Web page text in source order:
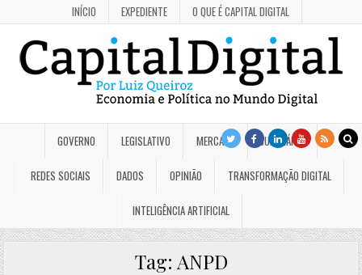
INÍCIO EXPEDIENTE O QUE É CAPITAL DIGITAL
GOVERNO LEGISLATIVO MERCADO JUDICIÁRIO
REDES SOCIAIS DADOS OPINIÃO TRANSFORMAÇÃO DIGITAL
INTELIGÊNCIA ARTIFICIAL
Tag: ANPD